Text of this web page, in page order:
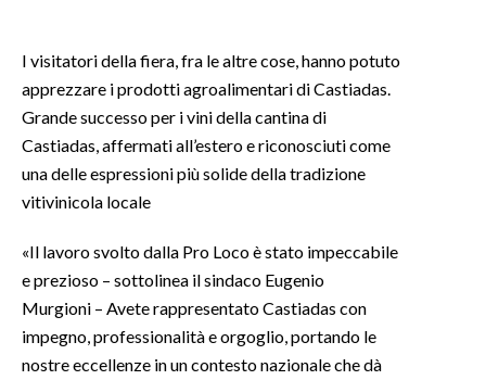
#CARAUNIONE
3 MINUTI CON
INFO AZIENDE
ABBONATI
ANNUNCI
NECROLOGI
PUBBLICITÀ
I visitatori della fiera, fra le altre cose, hanno potuto
apprezzare i prodotti agroalimentari di Castiadas.
Grande successo per i vini della cantina di
Castiadas, affermati all’estero e riconosciuti come
una delle espressioni più solide della tradizione
vitivinicola locale
«Il lavoro svolto dalla Pro Loco è stato impeccabile
e prezioso – sottolinea il sindaco Eugenio
Murgioni – Avete rappresentato Castiadas con
impegno, professionalità e orgoglio, portando le
nostre eccellenze in un contesto nazionale che dà